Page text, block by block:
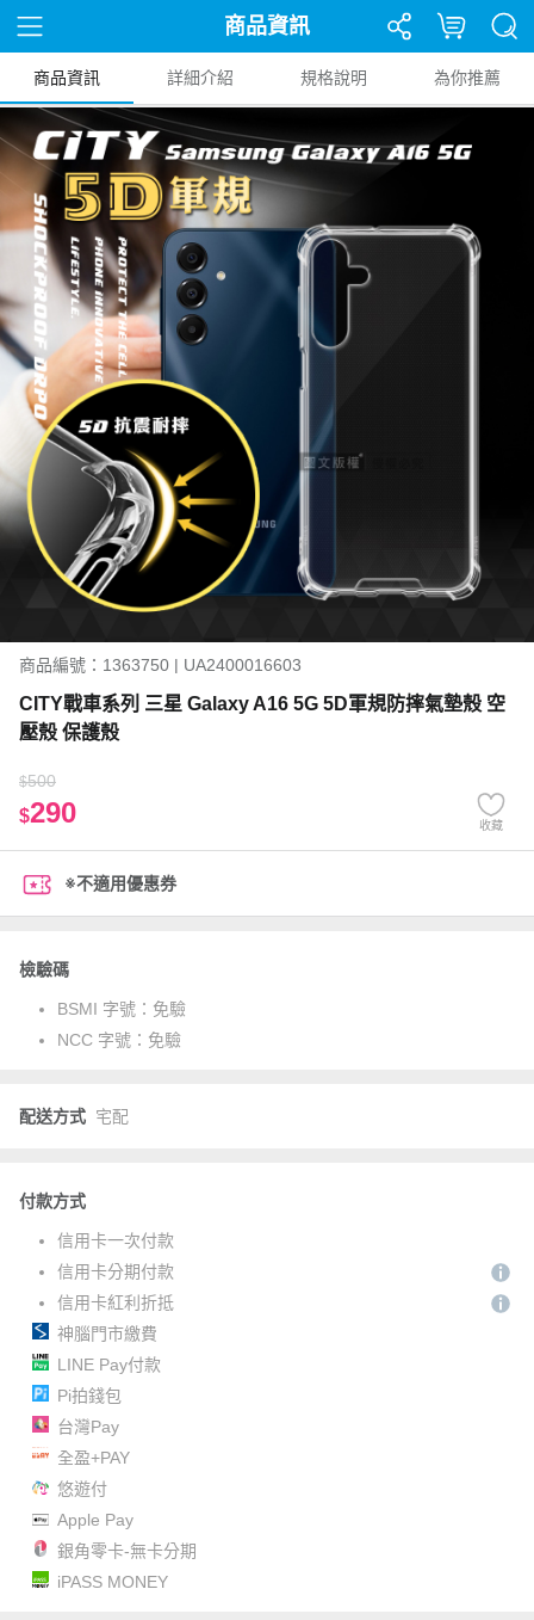
商品資訊
商品資訊 詳細介紹 規格說明 為你推薦
商品編號：1363750 | UA2400016603
CITY戰車系列 三星 Galaxy A16 5G 5D軍規防摔氣墊殼 空
壓殼 保護殼
$500
$290 收藏
※不適用優惠券
檢驗碼
BSMI 字號： 免驗
NCC 字號： 免驗
配送方式 宅配
付款方式
信用卡一次付款
信用卡分期付款
信用卡紅利折抵
神腦門市繳費
LINE Pay付款
Pi拍錢包
台灣Pay
全盈+PAY
悠遊付
Apple Pay
銀角零卡-無卡分期
iPASS MONEY